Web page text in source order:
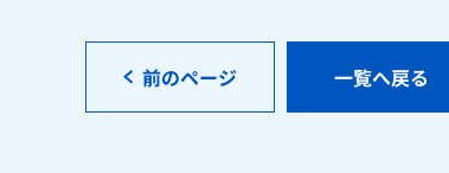
前のページ 一覧へ戻る